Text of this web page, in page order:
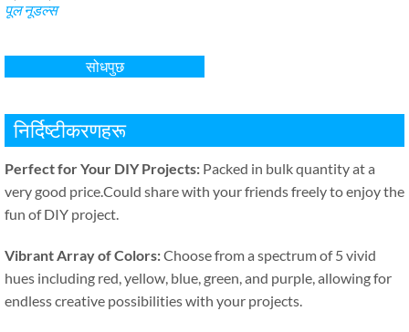
पूल नूडल्स
सोधपुछ
निर्दिष्टीकरणहरू
Perfect for Your DIY Projects: Packed in bulk quantity at a
very good price.Could share with your friends freely to enjoy the
fun of DIY project.
Vibrant Array of Colors:Choose from a spectrum of5vivid
hues including red,yellow, blue, green,and purple,allowing for
endless creative possibilities with your projects.